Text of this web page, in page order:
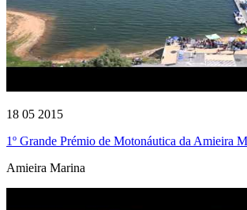
18 05 2015
1º Grande Prémio de Motonáutica da Amieira
Amieira Marina